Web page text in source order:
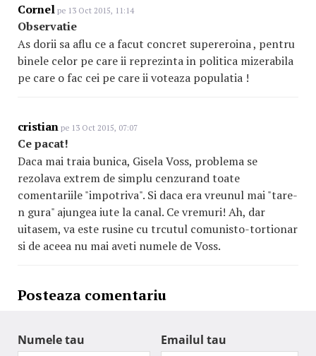
Cornel pe 13 Oct 2015, 11:14
Observatie
As dorii sa aflu ce a facut concret supereroina , pentru
binele celor pe care ii reprezinta in politica mizerabila
pe care o fac cei pe care ii voteaza populatia !
cristian pe 13 Oct 2015, 07:07
Ce pacat!
Daca mai traia bunica, Gisela Voss, problema se
rezolava extrem de simplu cenzurand toate
comentariile "impotriva". Si daca era vreunul mai "tare-
n gura" ajungea iute la canal. Ce vremuri! Ah, dar
uitasem, va este rusine cu trcutul comunisto-tortionar
si de aceea nu mai aveti numele de Voss.
Posteaza comentariu
Numele tau Emailul tau